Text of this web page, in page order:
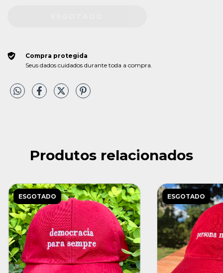
Compra protegida
Seus dados cuidados durante toda a compra.
Produtos relacionados
ESGOTADO ESGOTADO